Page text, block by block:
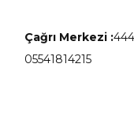
Çağrı Merkezi :
05541814215